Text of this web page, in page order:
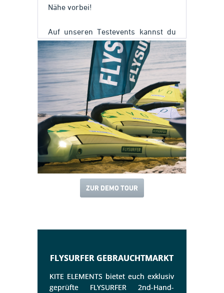
FLYSURFER GEBRAUCHTMARKT
KITE ELEMENTS bietet euch exklusiv
geprüfte FLYSURFER 2nd-Hand-
ZUR DEMO TOUR
Nähe vorbei!
Auf unseren Testevents kannst du
die komplette FLYSURFER
Produktpalette testen.